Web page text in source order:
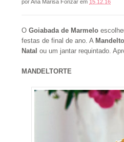
porAna Marisa Fonzar em 15.12.16
O Goiabada de Marmelo
festas de final de ano. A
Natal ou um jantar requintado.
MANDELTORTE